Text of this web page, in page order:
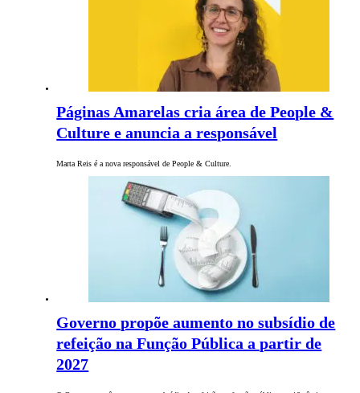
Páginas Amarelas cria área de People &
Culture e anuncia a responsável
Marta Reis é a nova responsável de People & Culture.
Governo propõe aumento no subsídio de
refeição na Função Pública a partir de
2027